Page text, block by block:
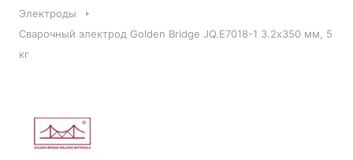
Электроды
Сварочный электрод Golden Bridge JQ.E7018-1 3.2х350 мм, 5
кг